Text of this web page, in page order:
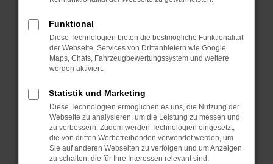
anderen Browser oder in einem privaten
Fenster?
Starte dein Gerät neu.
vorübergehende Probleme zu beheben.
Stelle sicher, dass dein Browser und dein
Betriebssystem auf dem neuesten Stand
sind.
Veraltete Software birgt nicht nur ein
Funktional
Diese Technologien bieten die bestmögliche Funktionalität
der Webseite. Services von Drittanbietern wie Google
Maps, Chats, Fahrzeugbewertungssystem und weitere
werden aktiviert.
Statistik und Marketing
Diese Technologien ermöglichen es uns, die Nutzung der
Webseite zu analysieren, um die Leistung zu messen und
zu verbessern. Zudem werden Technologien eingesetzt,
die von dritten Werbetreibenden verwendet werden, um
Sie auf anderen Webseiten zu verfolgen und um Anzeigen
zu schalten, die für Ihre Interessen relevant sind.